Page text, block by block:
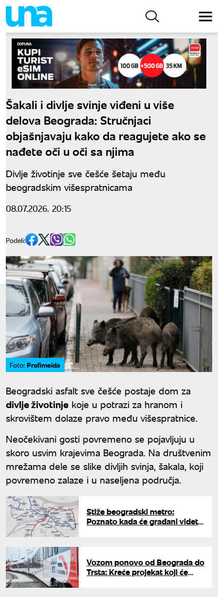
Šakali i divlje svinje viđeni u više
delova Beograda: Stručnjaci
objašnjavaju kako da reagujete ako se
nađete oči u oči sa njima
Divlje životinje sve češće šetaju među
beogradskim višespratnicama
08.07.2026. 20:15
Podeli:
Foto: Profimeida
Beogradski asfalt sve češće postaje dom za
divlje životinje koje u potrazi za hranom i
skrovištem dolaze pravo među višespratnice.
Neočekivani gosti povremeno se pojavljuju u
skoro usvim krajevima Beograda. Na društvenim
mrežama dele se slike divljih svinja, šakala, koji
povremeno zalaze i u naseljena područja.
Stiže beogradski metro:
Poznato kada će građani videti
Vozom ponovo od Beograda do
Trsta: Kreće projekat koji će